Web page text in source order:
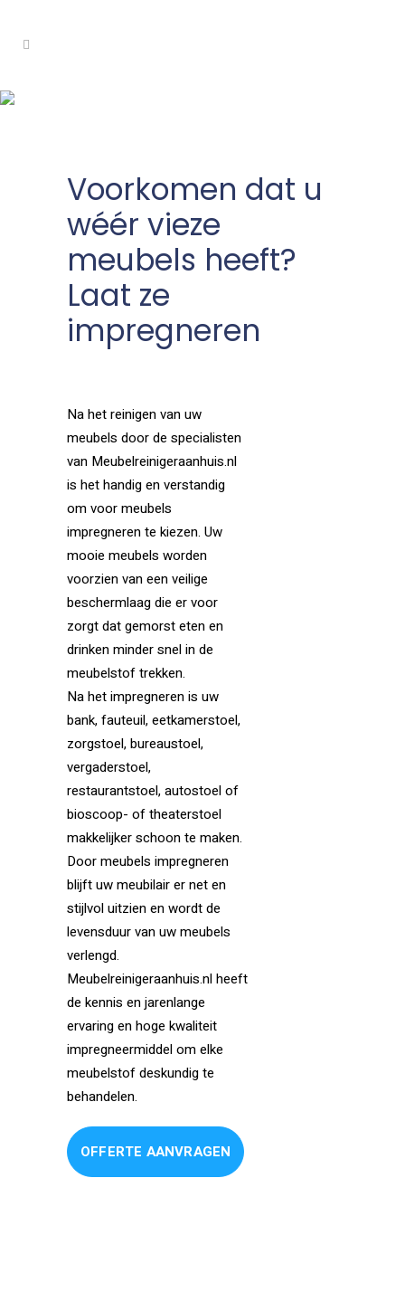
Voorkomen dat u
wéér vieze
meubels heeft?
Laat ze
impregneren
Na het reinigen van uw
meubels door de specialisten
van Meubelreinigeraanhuis.nl
is het handig en verstandig
om voor meubels
impregneren te kiezen. Uw
mooie meubels worden
voorzien van een veilige
beschermlaag die er voor
zorgt dat gemorst eten en
drinken minder snel in de
meubelstof trekken.
Na het impregneren is uw
bank, fauteuil, eetkamerstoel,
zorgstoel, bureaustoel,
vergaderstoel,
restaurantstoel, autostoel of
bioscoop- of theaterstoel
makkelijker schoon te maken.
Door meubels impregneren
blijft uw meubilair er net en
stijlvol uitzien en wordt de
levensduur van uw meubels
verlengd.
Meubelreinigeraanhuis.nl heeft
de kennis en jarenlange
ervaring en hoge kwaliteit
impregneermiddel om elke
meubelstof deskundig te
behandelen.
OFFERTE AANVRAGEN